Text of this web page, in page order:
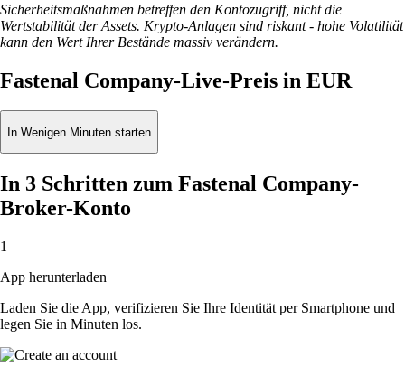
Sicherheitsmaßnahmen betreffen den Kontozugriff, nicht die
Wertstabilität der Assets. Krypto-Anlagen sind riskant - hohe Volatilität
kann den Wert Ihrer Bestände massiv verändern.
Fastenal Company-Live-Preis in EUR
In Wenigen Minuten starten
In 3 Schritten zum Fastenal Company-
Broker-Konto
1
App herunterladen
Laden Sie die App, verifizieren Sie Ihre Identität per Smartphone und
legen Sie in Minuten los.